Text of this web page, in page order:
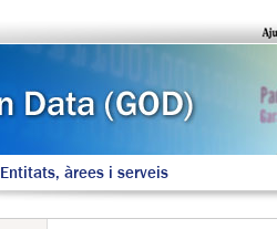
Entitats, àrees i serveis